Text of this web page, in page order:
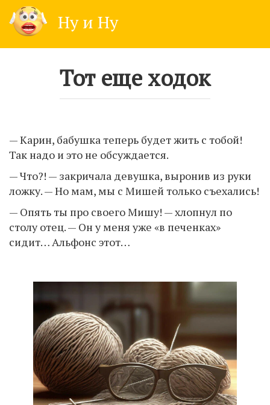
content
Ну и Ну
Тот еще ходок
— Карин, бабушка теперь будет жить с тобой!
Так надо и это не обсуждается.
— Что?! — закричала девушка, выронив из руки
ложку. — Но мам, мы с Мишей только съехались!
— Опять ты про своего Мишу! — хлопнул по
столу отец. — Он у меня уже «в печенках»
сидит… Альфoнс этот…